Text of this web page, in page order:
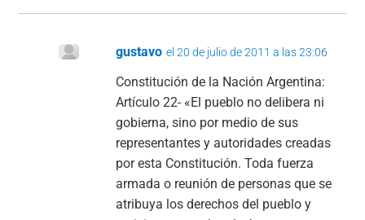
gustavo el 20 de julio de 2011 a las 23:06
Constitución de la Nación Argentina:
Artículo 22- «El pueblo no delibera ni
gobierna, sino por medio de sus
representantes y autoridades creadas
por esta Constitución. Toda fuerza
armada o reunión de personas que se
atribuya los derechos del pueblo y